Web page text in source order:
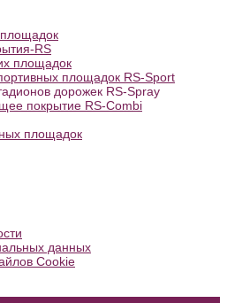
RS
площадок
площадок RS-Sport
дорожек RS-Spray
покрытие RS-Combi
площадок
данных
Cookie